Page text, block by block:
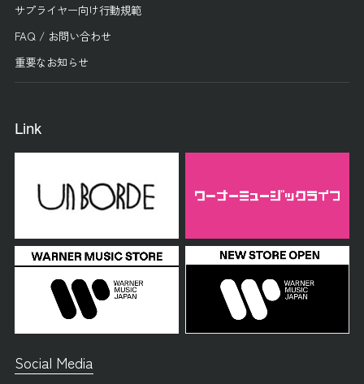
サプライヤー向け行動規範
FAQ / お問い合わせ
重要なお知らせ
Link
Social Media